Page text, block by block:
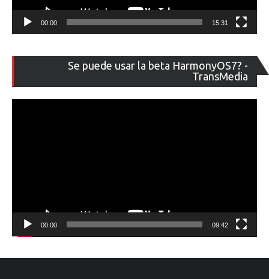
00:00 15:31
Se puede usar la beta HarmonyOS7? -
TransMedia
de
00:00 09:42